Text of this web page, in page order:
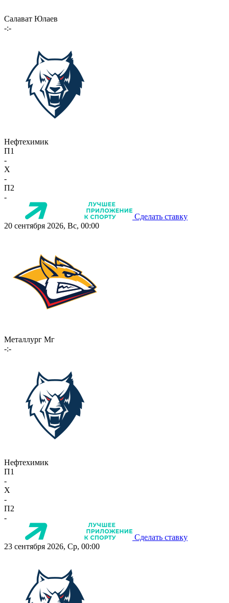
Салават Юлаев
-:-
Нефтехимик
П1
-
X
-
П2
-
Сделать ставку
20 сентября 2026, Вс, 00:00
Металлург Мг
-:-
Нефтехимик
П1
-
X
-
П2
-
Сделать ставку
23 сентября 2026, Ср, 00:00